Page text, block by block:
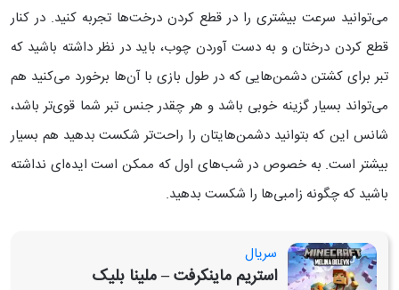
می‌توانید سرعت بیشتری را در قطع کردن درخت‌ها تجربه کنید. در کنار
قطع کردن درختان و به دست آوردن چوب، باید در نظر داشته باشید که
تبر برای کشتن دشمن‌هایی که در طول بازی با آن‌ها برخورد می‌کنید هم
می‌تواند بسیار گزینه خوبی باشد و هر چقدر جنس تبر شما قوی‌تر باشد،
شانس این که بتوانید دشمن‌هایتان را راحت‌تر شکست بدهید هم بسیار
بیشتر است. به خصوص در شب‌های اول که ممکن است ایده‌ای نداشته
باشید که چگونه زامبی‌ها را شکست بدهید.
سریال
استریم ماینکرفت – ملینا بلیک